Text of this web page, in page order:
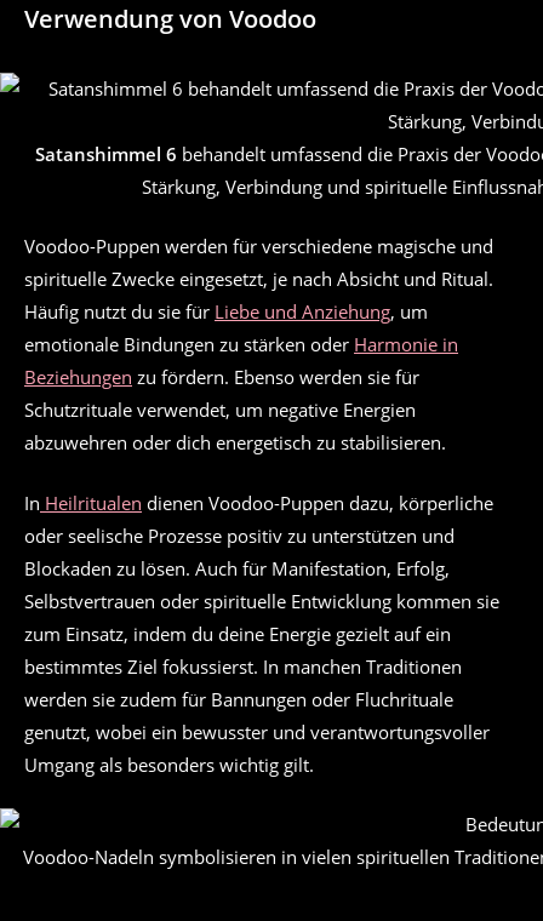
Verwendung von Voodoo
Satanshimmel 6 behandelt umfassend die Praxis der
Stärkung, Verbindung und spirituelle
Voodoo-Puppen werden für verschiedene magische und
spirituelle Zwecke eingesetzt, je nach Absicht und Ritual.
Häufig nutzt du sie für Liebe und Anziehung, um
emotionale Bindungen zu stärken oder Harmonie in
Beziehungen zu fördern. Ebenso werden sie für
Schutzrituale verwendet, um negative Energien
abzuwehren oder dich energetisch zu stabilisieren.
In Heilritualen dienen Voodoo-Puppen dazu, körperliche
oder seelische Prozesse positiv zu unterstützen und
Blockaden zu lösen. Auch für Manifestation, Erfolg,
Selbstvertrauen oder spirituelle Entwicklung kommen sie
zum Einsatz, indem du deine Energie gezielt auf ein
bestimmtes Ziel fokussierst. In manchen Traditionen
werden sie zudem für Bannungen oder Fluchrituale
genutzt, wobei ein bewusster und verantwortungsvoller
Umgang als besonders wichtig gilt.
Voodoo-Nadeln symbolisieren in vielen spirituellen